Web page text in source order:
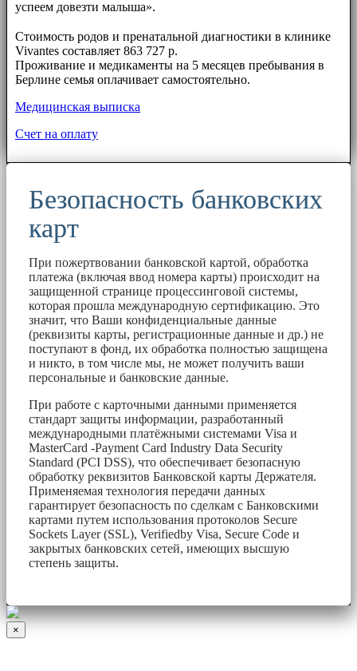
успеем довезти малыша».
Стоимость родов и пренатальной диагностики в клинике
Vivantes составляет 863 727 р.
Проживание и медикаменты на 5 месяцев пребывания в
Берлине семья оплачивает самостоятельно.
Медицинская выписка
Счет на оплату
Безопасность банковских
карт
При пожертвовании банковской картой, обработка
платежа (включая ввод номера карты) происходит на
защищенной странице процессинговой системы,
которая прошла международную сертификацию. Это
значит, что Ваши конфиденциальные данные
(реквизиты карты, регистрационные данные и др.) не
поступают в фонд, их обработка полностью защищена
и никто, в том числе мы, не может получить ваши
персональные и банковские данные.
При работе с карточными данными применяется
стандарт защиты информации, разработанный
международными платёжными системами Visa и
MasterCard -Payment Card Industry Data Security
Standard (PCI DSS), что обеспечивает безопасную
обработку реквизитов Банковской карты Держателя.
Применяемая технология передачи данных
гарантирует безопасность по сделкам с Банковскими
картами путем использования протоколов Secure
Sockets Layer (SSL), Verifiedby Visa, Secure Code и
закрытых банковских сетей, имеющих высшую
степень защиты.
×